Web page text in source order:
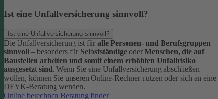
Ist eine Unfallversicherung sinnvoll?
Ist eine Unfallversicherung sinnvoll?
Die Unfallversicherung ist für alle Personen- und Berufsgruppen
sinnvoll – besonders für Selbstständige oder Menschen, die auf
Baustellen arbeiten und somit einem erhöhten Unfallrisiko
ausgesetzt sind. Wenn Sie eine Unfallversicherung abschließen
wollen, können Sie unseren Online-Rechner nutzen oder sich an eine
DEVK-Beratung wenden.
Online berechnen Beratung finden